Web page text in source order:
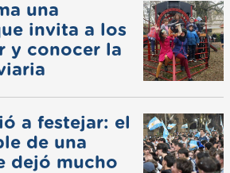
una
invita a los
y conocer la
a festejar: el
de una
dejó mucho